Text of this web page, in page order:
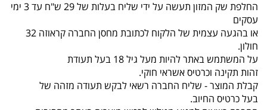
החלפת שק המזון תעשה על ידי שליח בעלות של 29 ש"ח עד 3 ימי
עסקים
או בהגעה עצמית של הלקוח לכתובת מחסן החברה קראוזה 32
חולון.
על המשתמש באתר להיות מעל גיל 18 בעל תעודת
זהות תקינה וכרטיס אשראי חוקי.
קבלת המוצר - שליח החברה רשאי לבקש תעודה מזהה של
בעל כרטיס החיוב.